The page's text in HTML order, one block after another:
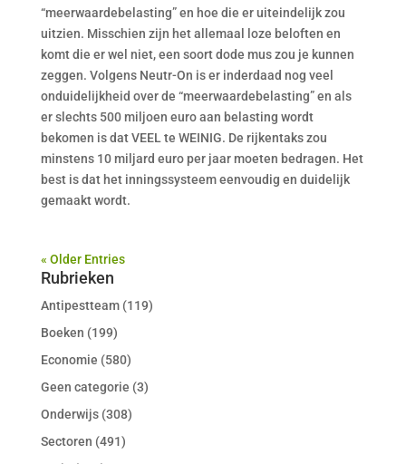
“meerwaardebelasting” en hoe die er uiteindelijk zou
uitzien. Misschien zijn het allemaal loze beloften en
komt die er wel niet, een soort dode mus zou je kunnen
zeggen. Volgens Neutr-On is er inderdaad nog veel
onduidelijkheid over de “meerwaardebelasting” en als
er slechts 500 miljoen euro aan belasting wordt
bekomen is dat VEEL te WEINIG. De rijkentaks zou
minstens 10 miljard euro per jaar moeten bedragen. Het
best is dat het inningssysteem eenvoudig en duidelijk
gemaakt wordt.
« Older Entries
Rubrieken
Antipestteam(119)
Boeken (199)
Economie (580)
Geen categorie (3)
Onderwijs(308)
Sectoren (491)